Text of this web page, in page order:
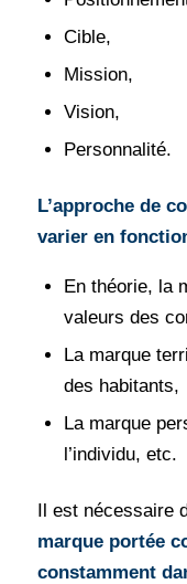
Cible,
Mission,
Vision,
Personnalité.
L’approche de
varier en
En théorie, la
valeurs des
La marque
des habitants,
La marque
l’individu, etc.
Il est nécessaire
marque portée
constamment